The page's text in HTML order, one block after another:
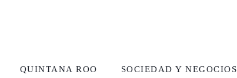
QUINTANA ROO SOCIEDAD Y NEGOCIOS